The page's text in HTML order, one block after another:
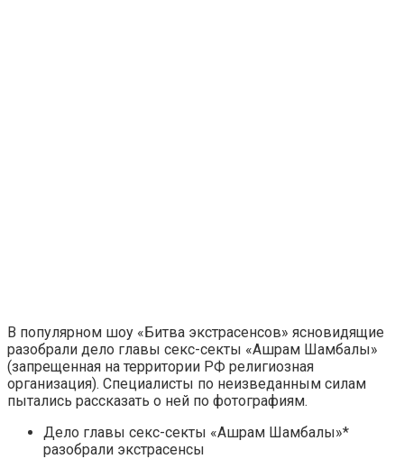
В популярном шоу «Битва экстрасенсов» ясновидящие
разобрали дело главы секс-секты «Ашрам Шамбалы»
(запрещенная на территории РФ религиозная
организация). Специалисты по неизведанным силам
пытались рассказать о ней по фотографиям.
Дело главы секс-секты «Ашрам Шамбалы»*
разобрали экстрасенсы